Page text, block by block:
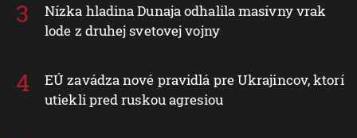
Nízka hladina Dunaja odhalila masívny vrak
lode z druhej svetovej vojny
EÚ zavádza nové pravidlá pre Ukrajincov, ktorí
utiekli pred ruskou agresiou